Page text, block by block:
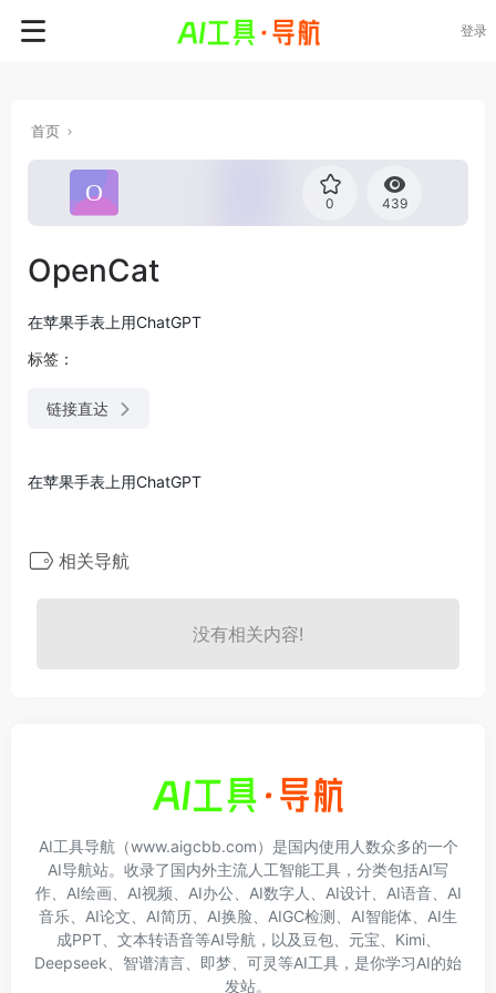
登录
首页
0 439
OpenCat
在苹果手表上用ChatGPT
标签：
链接直达
在苹果手表上用ChatGPT
相关导航
没有相关内容!
AI工具导航（www.aigcbb.com）是国内使用人数众多的一个
AI导航站。收录了国内外主流人工智能工具，分类包括AI写
作、AI绘画、AI视频、AI办公、AI数字人、AI设计、AI语音、AI
音乐、AI论文、AI简历、AI换脸、AIGC检测、AI智能体、AI生
成PPT、文本转语音等AI导航，以及豆包、元宝、Kimi、
Deepseek、智谱清言、即梦、可灵等AI工具，是你学习AI的始
发站。